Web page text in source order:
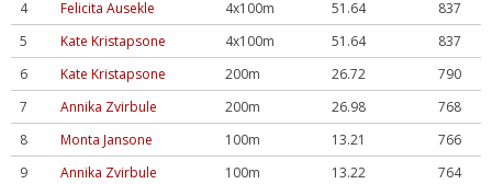
4
Felicita Ausekle 4x100m 51.64
837
5
Kate Kristapsone 4x100m 51.64
837
6
Kate Kristapsone 200m 26.72
790
7
Annika Zvirbule 200m 26.98
768
8
Monta Jansone 100m 13.21
766
9
Annika Zvirbule 100m 13.22
764